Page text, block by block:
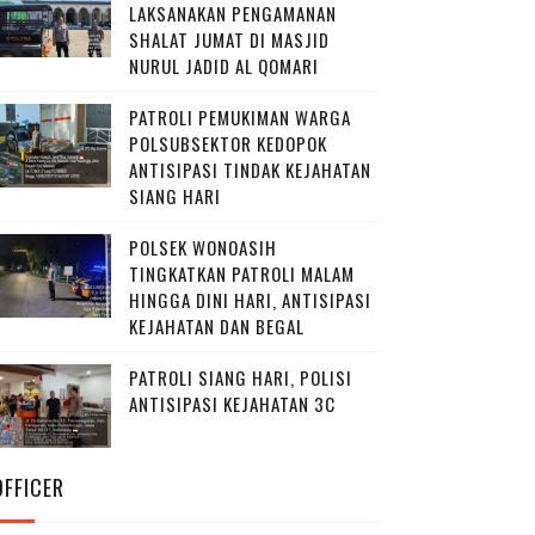
LAKSANAKAN PENGAMANAN
SHALAT JUMAT DI MASJID
NURUL JADID AL QOMARI
PATROLI PEMUKIMAN WARGA
POLSUBSEKTOR KEDOPOK
ANTISIPASI TINDAK KEJAHATAN
SIANG HARI
POLSEK WONOASIH
TINGKATKAN PATROLI MALAM
HINGGA DINI HARI, ANTISIPASI
KEJAHATAN DAN BEGAL
PATROLI SIANG HARI, POLISI
ANTISIPASI KEJAHATAN 3C